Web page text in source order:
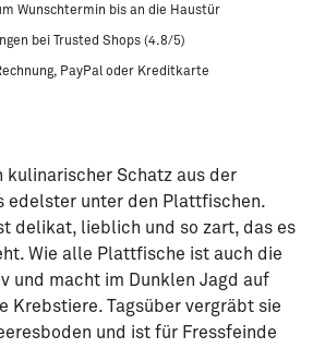
Wunschtermin bis an die Haustür
bei Trusted Shops (4.8/5)
PayPal oder Kreditkarte
kulinarischer Schatz aus der
edelster unter den Plattfischen.
delikat, lieblich und so zart, das es
Wie alle Plattfische ist auch die
und macht im Dunklen Jagd auf
Krebstiere. Tagsüber vergräbt sie
und ist für Fressfeinde